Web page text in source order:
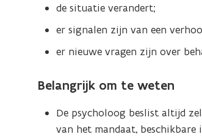
de situatie verandert;
er signalen zijn van een
er nieuwe vragen zijn over
Belangrijk om te weten
De psycholoog beslist altijd
van het mandaat,